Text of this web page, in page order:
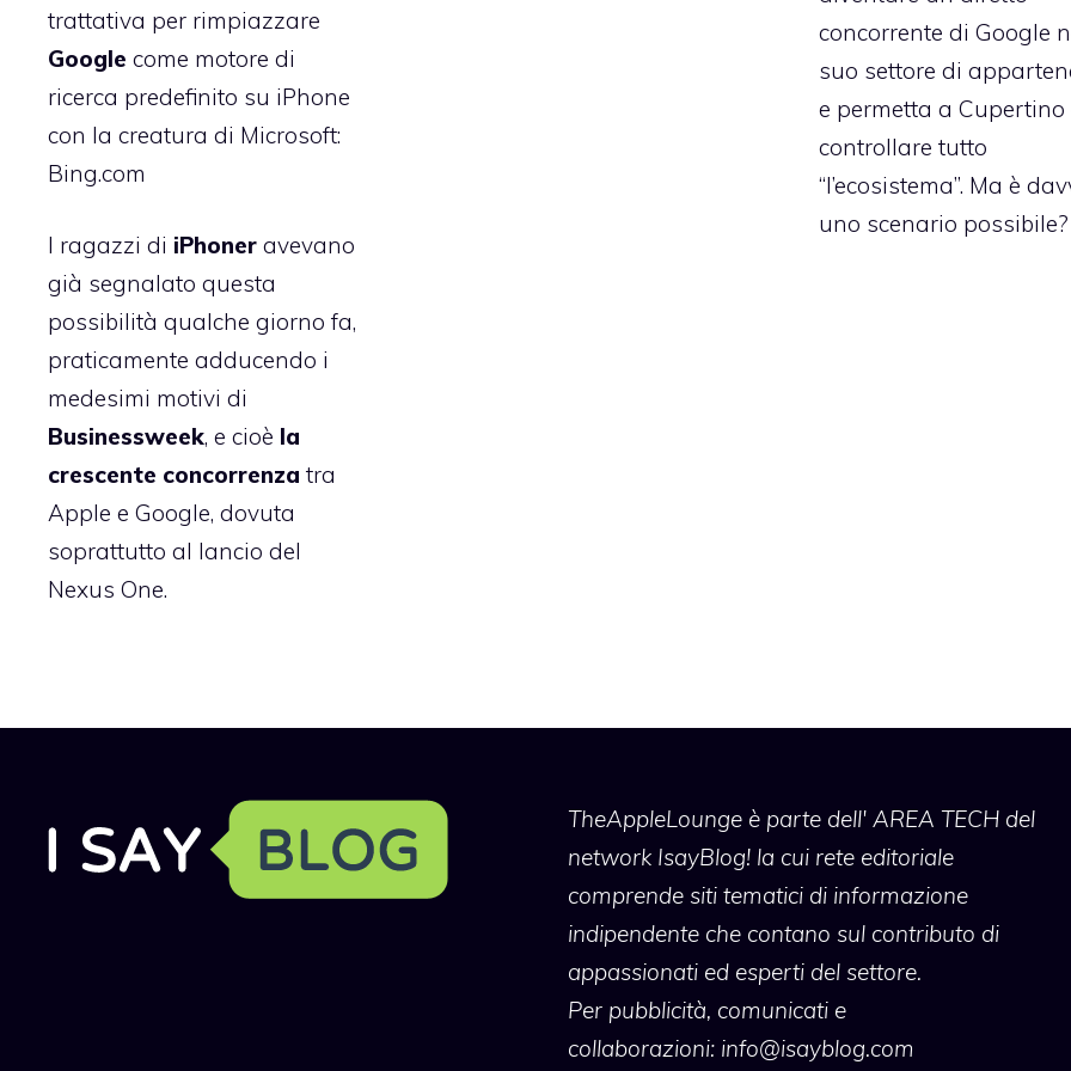
concorrente di Google
suo settore di
e permetta a Cupertino
controllare tutto
“l’ecosistema”. Ma è
uno scenario possibile?
trattativa per rimpiazzare
Google come motore di
ricerca predefinito su iPhone
con la creatura di Microsoft:
Bing.com
I ragazzi di iPhoner avevano
già segnalato questa
possibilità qualche giorno fa,
praticamente adducendo i
medesimi motivi di
Businessweek, e cioè la
crescente concorrenza tra
Apple e Google, dovuta
soprattutto al lancio del
Nexus One.
TheAppleLoungeè parte dell' AREA TECH del
network IsayBlog! la cui rete editoriale
comprende siti tematici di informazione
indipendente che contano sul contributo di
appassionati ed esperti del settore.
Per pubblicità, comunicati e
collaborazioni: info@isayblog.com